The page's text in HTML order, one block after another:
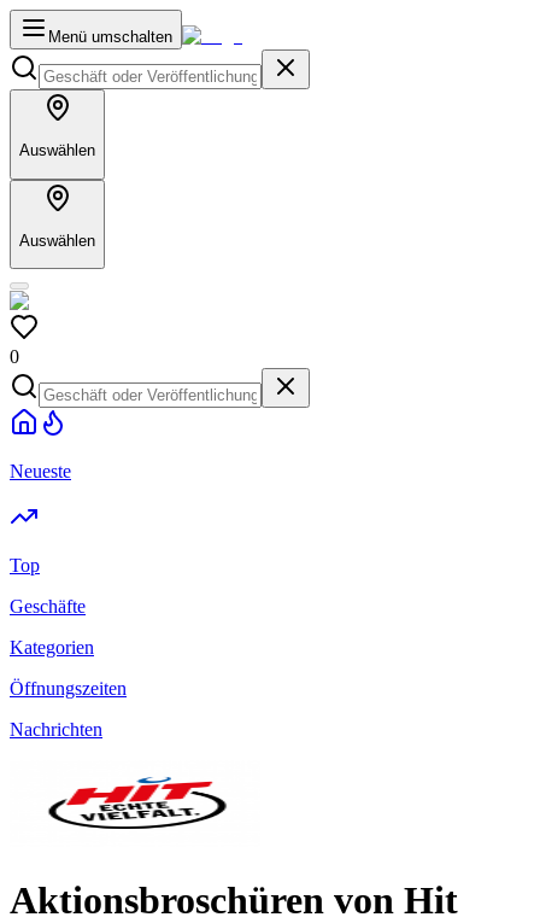
Menü umschalten
Auswählen
Auswählen
0
Neueste
Top
Geschäfte
Kategorien
Öffnungszeiten
Nachrichten
Aktionsbroschüren von Hit